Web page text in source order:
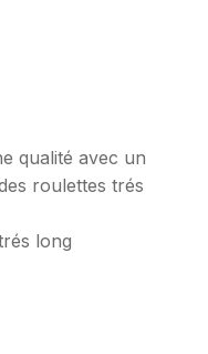
qualité avec un
roulettes trés
long